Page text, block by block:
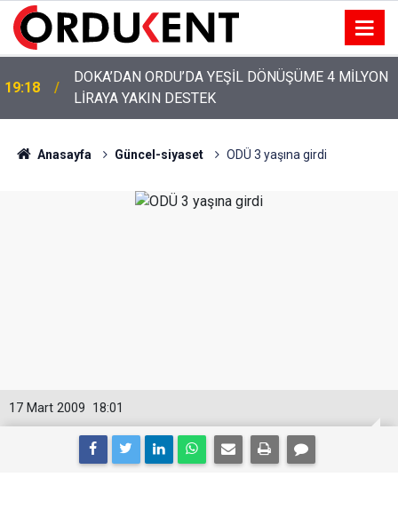
19:18
DOKA’DAN ORDU’DA YEŞİL DÖNÜŞÜME 4 MİLYON
LİRAYA YAKIN DESTEK
12:46
YENİ PARTİ’NİN ORDU’DAKİ 69 KİŞİLİK KURUCU
KADROSU AÇIKLANDI
Anasayfa Güncel-siyaset ODÜ 3 yaşına girdi
18:01
17 Mart 2009